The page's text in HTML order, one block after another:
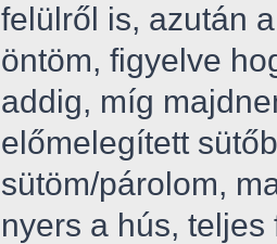
felülről is, azután
öntöm, figyelve
addig, míg
előmelegített
sütöm/párolom,
nyers a hús,